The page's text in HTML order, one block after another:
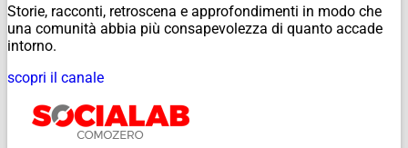
Storie, racconti, retroscena e approfondimenti in modo che
una comunità abbia più consapevolezza di quanto accade
intorno.
scopri il canale